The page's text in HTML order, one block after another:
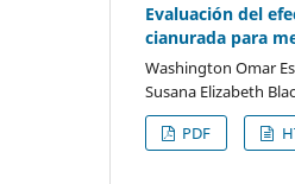
Evaluación del
cianurada para
Washington Omar
Susana Elizabeth
PDF